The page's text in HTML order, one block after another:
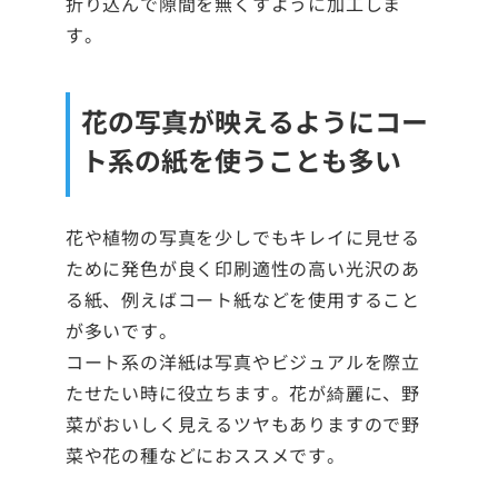
折り込んで隙間を無くすように加工しま
す。
花の写真が映えるようにコー
ト系の紙を使うことも多い
花や植物の写真を少しでもキレイに見せる
ために発色が良く印刷適性の高い光沢のあ
る紙、例えばコート紙などを使用すること
が多いです。
コート系の洋紙は写真やビジュアルを際立
たせたい時に役立ちます。花が綺麗に、野
菜がおいしく見えるツヤもありますので野
菜や花の種などにおススメです。